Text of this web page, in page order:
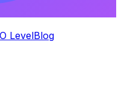
O LevelBlog